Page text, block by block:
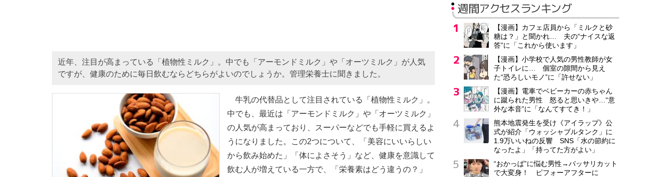
近年、注目が高まっている「植物性ミルク」。中でも「アーモンドミルク」や「オーツミルク」が人気
ですが、健康のために毎日飲むならどちらがよいのでしょうか。管理栄養士に聞きました。
牛乳の代替品として注目されている「植物性ミルク」。
中でも、最近は「アーモンドミルク」や「オーツミルク」
の人気が高まっており、スーパーなどでも手軽に買えるよ
うになりました。この2つについて、「美容にいいらしい
から飲み始めた」「体によさそう」など、健康を意識して
飲む人が増えている一方で、「栄養素はどう違うの？」
週間アクセスランキング
【漫画】カフェ店員から「ミルクと砂
糖は？」と聞かれ… 夫の“ナイスな返
答”に「これから使います」
【漫画】小学校で人気の男性教師が女
子トイレに… 個室の隙間から見え
た“恐ろしいモノ”に「許せない」
【漫画】電車でベビーカーの赤ちゃん
に蹴られた男性 怒ると思いきや…“意
外な本音”に「なんてすてき！」
熊本地震発生を受け《アイラップ》公
式が紹介「ウォッシャブルタンク」に
1.9万いいねの反響 SNS「水の節約に
なったよ」「持ってた方がよい」
“おかっぱ”に悩む男性→バッサリカット
で大変身！ ビフォーアフターに